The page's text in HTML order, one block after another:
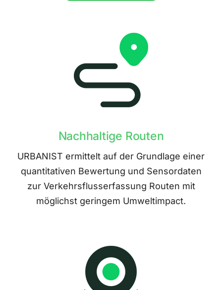
Nachhaltige Routen
URBANIST ermittelt auf der Grundlage einer
quantitativen Bewertung und Sensordaten
zur Verkehrsflusserfassung Routen mit
möglichst geringem Umweltimpact.